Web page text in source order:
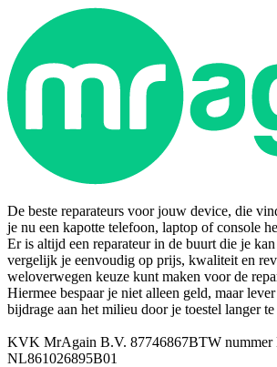
De beste reparateurs voor jouw device, die
je nu een kapotte telefoon, laptop of console
Er is altijd een reparateur in de buurt die je
vergelijk je eenvoudig op prijs, kwaliteit en
weloverwegen keuze kunt maken voor de
Hiermee bespaar je niet alleen geld, maar
bijdrage aan het milieu door je toestel langer
KVK MrAgain B.V. 87746867BTW nummer
NL861026895B01